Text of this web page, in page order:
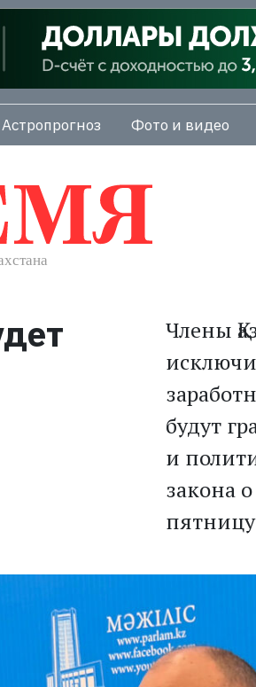
Астропрогноз Фото и видео
Члены
будут
и
закона